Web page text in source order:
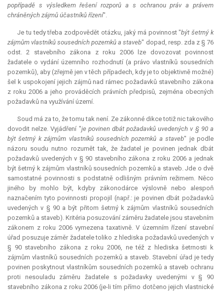
popřípadě s výsledkem řešení rozporů a s ochranou práv a právem
chráněných zájmů účastníků řízení".
Je tu tedy třeba zodpovědět otázku, jaký má povinnost "být šetrný k
zájmům vlastníků sousedních pozemků a staveb" dopad, resp. zda z § 76
odst. 2 stavebního zákona z roku 2006 lze dovozovat povinnost
žadatele o vydání územního rozhodnutí (a právo vlastníků sousedních
pozemků), aby (zřejmě jen v těch případech, kdy je to objektivně možné)
šel k uspokojení jejich zájmů nad rámec požadavků stavebního zákona
z roku 2006 a jeho prováděcích právních předpisů, zejména obecných
požadavků na využívání území.
Soud má za to, že tomu tak není. Ze zákonné dikce totiž nic takového
dovodit nelze. Vyjádření "je povinen dbát požadavků uvedených v § 90 a
být šetrný k zájmům vlastníků sousedních pozemků a staveb" je podle
názoru soudu nutno rozumět tak, že žadatel je povinen jednak dbát
požadavků uvedených v § 90 stavebního zákona z roku 2006 a jednak
být šetrný k zájmům vlastníků sousedních pozemků a staveb. Jde o dvě
samostatné povinnosti s podstatně odlišným právním režimem. Něco
jiného by mohlo být, kdyby zákonodárce výslovně nebo alespoň
naznačením tyto povinnosti propojil (např.: je povinen dbát požadavků
uvedených v § 90 a být přitom šetrný k zájmům vlastníků sousedních
pozemků a staveb). Kritéria posuzování záměru žadatele jsou stavebním
zákonem z roku 2006 vymezena taxativně. V územním řízení stavební
úřad posuzuje záměr žadatele toliko z hlediska požadavků uvedených v
§ 90 stavebního zákona z roku 2006, ne též z hlediska šetrnosti k
zájmům vlastníků sousedních pozemků a staveb. Stavební úřad je tedy
povinen poskytnout vlastníkům sousedních pozemků a staveb ochranu
proti nesouladu záměru žadatele s požadavky uvedenými v § 90
stavebního zákona z roku 2006 (je-li tím přímo dotčeno jejich vlastnické